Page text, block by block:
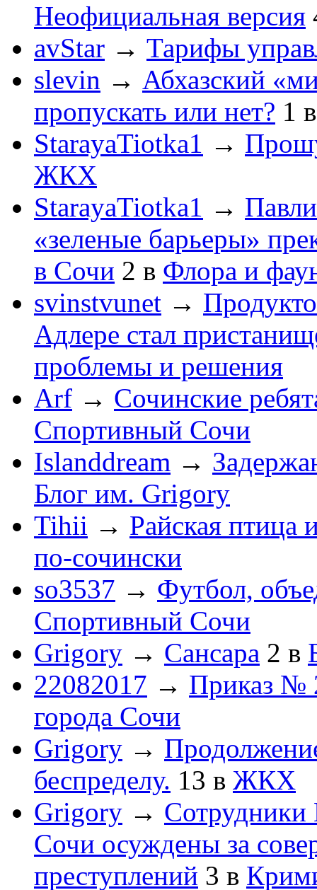
Неофициальная версия
avStar → Тарифы
slevin → Абхазский
пропускать или нет? 1
StarayaTiotka1 →
ЖКХ
StarayaTiotka1 →
«зеленые барьеры»
в Сочи 2 в Флора и
svinstvunet →
Адлере стал
проблемы и решения
Arf → Сочинские
Спортивный Сочи
Islanddream →
Блог им. Grigory
Tihii → Райская птица
по-cочински
so3537 → Футбол,
Спортивный Сочи
Grigory → Сансара 2 в
22082017 → Приказ №
города Сочи
Grigory →
беспределу. 13 в ЖКХ
Grigory →
Сочи осуждены за
преступлений 3 в